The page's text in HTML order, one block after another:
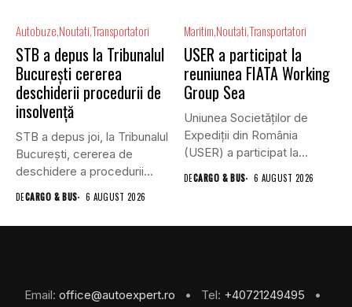
Autobuze NoutatiTransportatori
STB a depus la Tribunalul
București cererea
deschiderii procedurii de
insolvență
STB a depus joi, la Tribunalul
Bucureşti, cererea de
deschidere a procedurii...
DECARGO & BUS 6 AUGUST 2026
Maritim NoutatiTransportatori
USER a participat la
reuniunea FIATA Working
Group Sea
Uniunea Societăților de
Expediții din România
(USER) a participat la
reuniunea online...
DECARGO & BUS 6 AUGUST 2026
Email: office@autoexpert.ro • Tel: +40721249495
•